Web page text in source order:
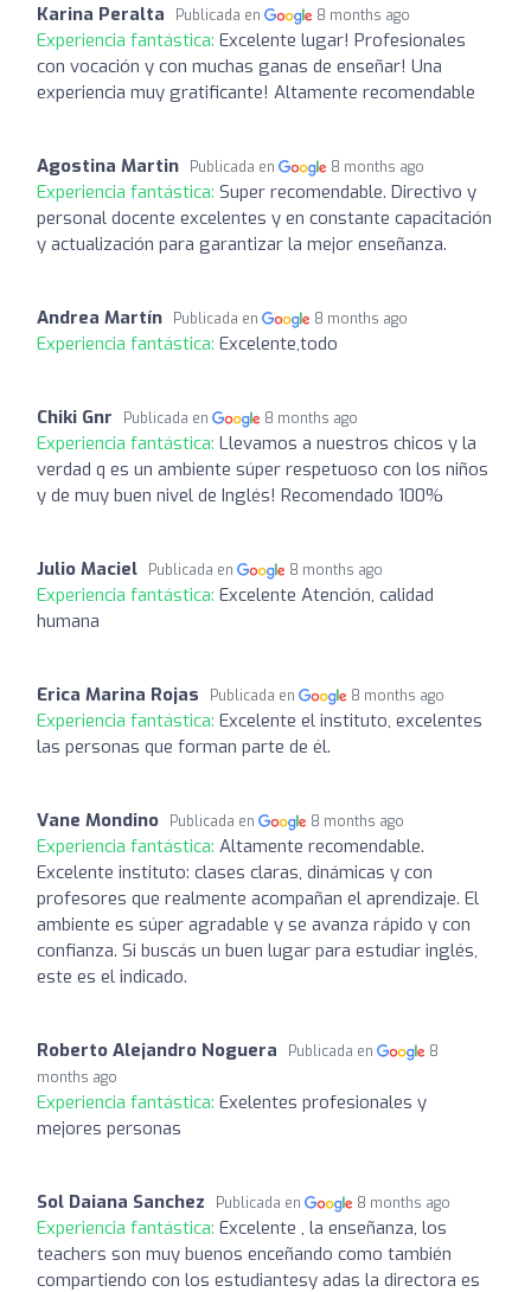
Karina Peralta Publicada en 8 months ago
Experiencia fantástica: Excelente lugar! Profesionales
con vocación y con muchas ganas de enseñar! Una
experiencia muy gratificante! Altamente recomendable
Agostina Martin Publicada en 8 months ago
Experiencia fantástica: Super recomendable. Directivo y
personal docente excelentes y en constante capacitación
y actualización para garantizar la mejor enseñanza.
Andrea Martín Publicada en 8 months ago
Experiencia fantástica: Excelente,todo
Chiki Gnr Publicada en 8 months ago
Experiencia fantástica: Llevamos a nuestros chicos y la
verdad q es un ambiente súper respetuoso con los niños
y de muy buen nivel de Inglés! Recomendado 100%
Julio Maciel Publicada en 8 months ago
Experiencia fantástica: Excelente Atención, calidad
humana
Erica Marina Rojas Publicada en 8 months ago
Experiencia fantástica: Excelente el instituto, excelentes
las personas que forman parte de él.
Vane Mondino Publicada en 8 months ago
Experiencia fantástica: Altamente recomendable.
Excelente instituto: clases claras, dinámicas y con
profesores que realmente acompañan el aprendizaje. El
ambiente es súper agradable y se avanza rápido y con
confianza. Si buscás un buen lugar para estudiar inglés,
este es el indicado.
Roberto Alejandro Noguera Publicada en
8
months ago
Experiencia fantástica: Exelentes profesionales y
mejores personas
Sol Daiana Sanchez Publicada en 8 months ago
Experiencia fantástica: Excelente , la enseñanza, los
teachers son muy buenos enceñando como también
compartiendo con los estudiantesy adas la directora es